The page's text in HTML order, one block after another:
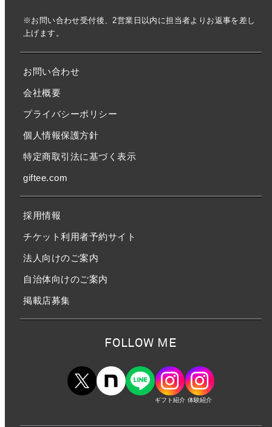
※お問い合わせ受付後、2営業日以内に担当者よりお返事を差し
上げます。
お問い合わせ
会社概要
プライバシーポリシー
個人情報保護方針
特定商取引法に基づく表示
giftee.com
採用情報
チケット利用者予約サイト
法人向けのご案内
自治体向けのご案内
掲載店募集
FOLLOW ME
ギフト紹介 体験紹介